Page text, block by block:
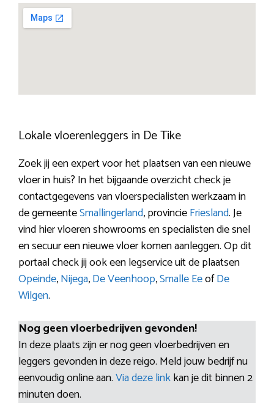
Lokale vloerenleggers in De Tike
Zoek jij een expert voor het plaatsen van een nieuwe
vloer in huis? In het bijgaande overzicht check je
contactgegevens van vloerspecialisten werkzaam in
de gemeenteSmallingerland, provincieFriesland. Je
vind hier vloeren showrooms en specialisten die snel
en secuur een nieuwe vloer komen aanleggen. Op dit
portaal check jij ook een legservice uit de plaatsen
Opeinde,Nijega,De Veenhoop,Smalle EeofDe
Wilgen.
Nog geen vloerbedrijven gevonden!
In deze plaats zijn er nog geen vloerbedrijven en
leggers gevonden in deze reigo. Meld jouw bedrijf nu
eenvoudig online aan.Via deze linkkan je dit binnen 2
minuten doen.